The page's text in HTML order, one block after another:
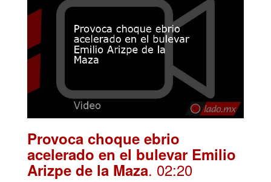
Provoca choque ebrio
acelerado en el bulevar Emilio
Arizpe de la Maza. 02:20